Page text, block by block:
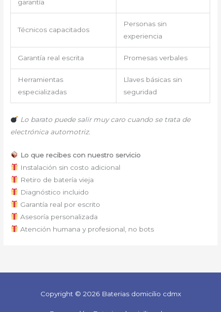
garantía
Técnicos capacitados
Personas sin
experiencia
Garantía real escrita Promesas verbales
Herramientas
especializadas
Llaves básicas sin
seguridad
Lo barato puede salir muy caro cuando se trata de
electrónica automotriz.
Lo que recibes con nuestro servicio
Instalación sin costo adicional
Retiro de batería vieja
Diagnóstico incluido
Garantía real por escrito
Asesoría personalizada
Atención humana y profesional, no bots
Copyright © 2026 Baterias domicilio cdmx